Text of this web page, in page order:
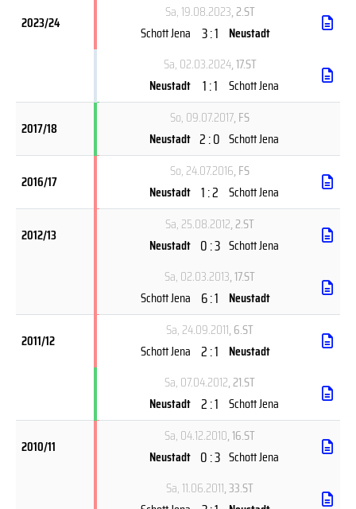
2023/24
Sa, 19.08.2023, 2.ST
Schott Jena 3 : 1 Neustadt
Sa, 02.03.2024, 17.ST
Neustadt 1 : 1 Schott Jena
2017/18
So, 09.07.2017, FS
Neustadt 2 : 0 Schott Jena
2016/17
So, 24.07.2016, FS
Neustadt 1 : 2 Schott Jena
2012/13
Sa, 25.08.2012, 2.ST
Neustadt 0 : 3 Schott Jena
Sa, 02.03.2013, 17.ST
Schott Jena 6 : 1 Neustadt
2011/12
Sa, 24.09.2011, 6.ST
Schott Jena 2 : 1 Neustadt
Sa, 07.04.2012, 21.ST
Neustadt 2 : 1 Schott Jena
2010/11
Sa, 04.12.2010, 16.ST
Neustadt 0 : 3 Schott Jena
Sa, 11.06.2011, 33.ST